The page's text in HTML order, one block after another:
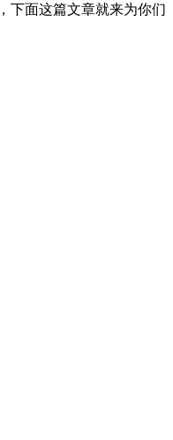
下面这篇文章就来为你们